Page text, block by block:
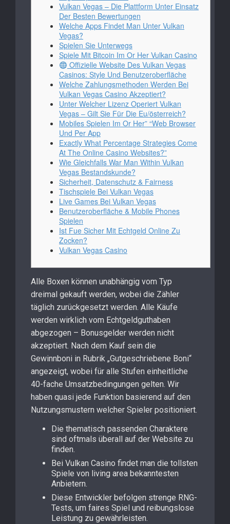
Vulkan Vegas – Die Plattform Unter Einsatz
Der Besten Bewertungen
Welche Apps Findet Man Unter Vulkan
Vegas?
Spielen Sie Unterwegs
Spiele Mit Bitcoin Im Or Her Vulkan Casino
Offizielle Website Des Vulkan Vegas
Casinos: Style Und Benutzeroberfläche
Welche Zahlungsmethoden Werden Bei
Vulkan Vegas Casino Akzeptiert?
Unter Welcher Lizenz Operiert Vulkan
Vegas – Gilt Sie Für Die Eu/österreich?
Mobiles Spielen Im Or Her” “Web Browser
Und Per App
Exactly What Percentage Strategies Come
At The Online Casino Websites?”
Wie Gleichfalls War Man Within Vulkan
Vegas Bestandskunde?
Sicherheit, Datenschutz & Fairness
Tischspiele Bei Vulkan Vegas
Live Games Bei Vulkan Vegas
Benutzeroberfläche & Mobile Phones
Spielen
Ist Fue Sicher Mit Echtgeld Online Zu
Zocken?
Vulkan Vegas Casino
Alle Boxen können unabhängig vom Typ
dreimal gekauft werden, wobei die Zähler
täglich zurückgesetzt werden. Alle Käufe
werden wirklich vom Echtgeldguthaben
abgezogen – Bonusgelder werden nicht
akzeptiert. Nach dem Kauf sein die
Gewinnboni in Rubrik „Gutgeschriebene Boni“
angezeigt, wobei für alle Stufen einheitliche
40-fache Umsatzbedingungen gelten. Wir
haben quasi jede Funktion basierend auf den
Nutzungsmustern welcher Spieler positioniert.
Die thematisch passenden Charaktere
sind oftmals überall auf der Website zu
finden.
Bei Vulkan Casino findet man die tollsten
Spiele von living area bekanntesten
Anbietern.
Diese Entwickler befolgen strenge RNG-
Tests, um faires Spiel und reibungslose
Leistung zu gewährleisten.